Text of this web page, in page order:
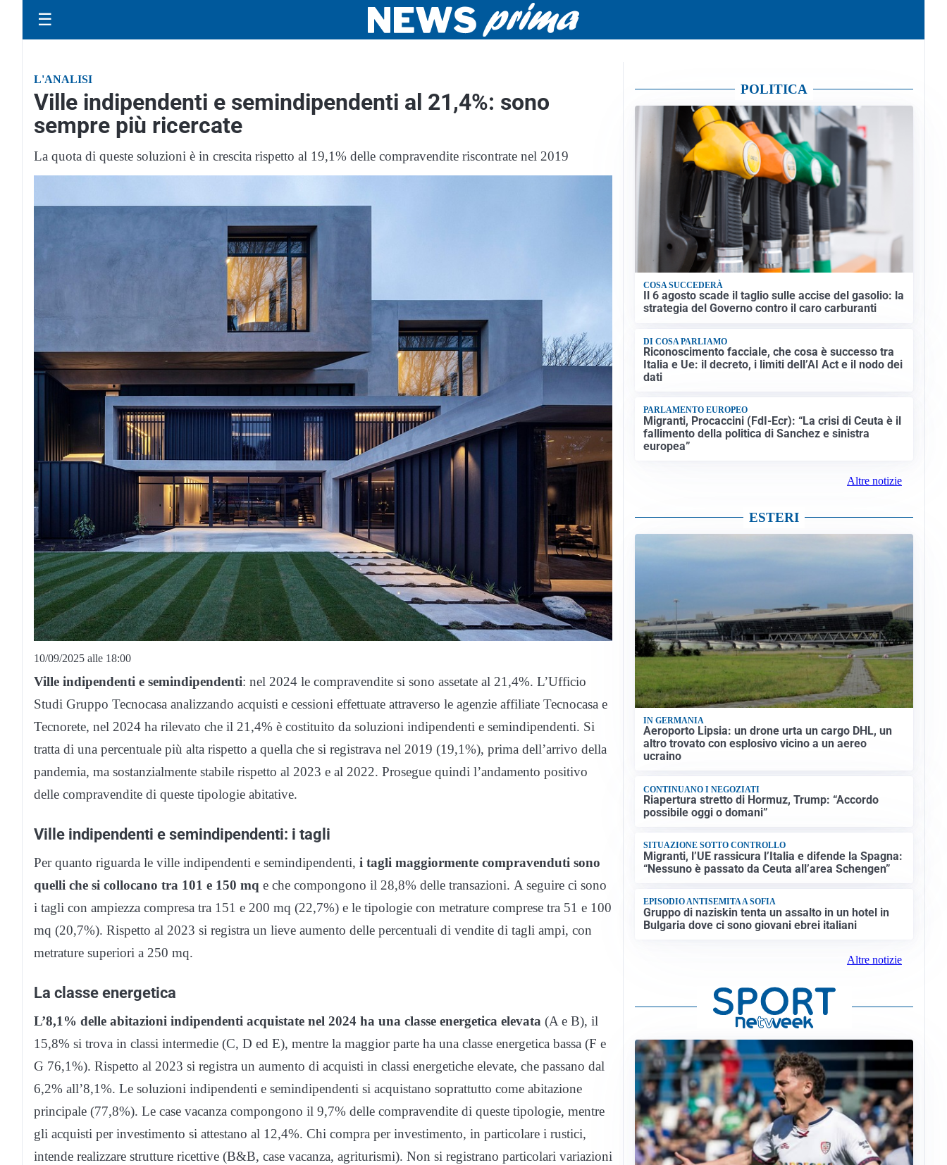
☰
L'ANALISI
Ville indipendenti e semindipendenti al 21,4%: sono
sempre più ricercate
La quota di queste soluzioni è in crescita rispetto al 19,1% delle compravendite riscontrate nel 2019
10/09/2025 alle 18:00
Ville indipendenti e semindipendenti: nel 2024 le compravendite si sono assetate al 21,4%. L’Ufficio
Studi Gruppo Tecnocasa analizzando acquisti e cessioni effettuate attraverso le agenzie affiliate Tecnocasa e
Tecnorete, nel 2024 ha rilevato che il 21,4% è costituito da soluzioni indipendenti e semindipendenti. Si
tratta di una percentuale più alta rispetto a quella che si registrava nel 2019 (19,1%), prima dell’arrivo della
pandemia, ma sostanzialmente stabile rispetto al 2023 e al 2022. Prosegue quindi l’andamento positivo
delle compravendite di queste tipologie abitative.
Ville indipendenti e semindipendenti: i tagli
Per quanto riguarda le ville indipendenti e semindipendenti, i tagli maggiormente compravenduti sono
quelli che si collocano tra 101 e 150 mq e che compongono il 28,8% delle transazioni. A seguire ci sono
i tagli con ampiezza compresa tra 151 e 200 mq (22,7%) e le tipologie con metrature comprese tra 51 e 100
mq (20,7%). Rispetto al 2023 si registra un lieve aumento delle percentuali di vendite di tagli ampi, con
metrature superiori a 250 mq.
La classe energetica
L’8,1% delle abitazioni indipendenti acquistate nel 2024 ha una classe energetica elevata (A e B), il
15,8% si trova in classi intermedie (C, D ed E), mentre la maggior parte ha una classe energetica bassa (F e
G 76,1%). Rispetto al 2023 si registra un aumento di acquisti in classi energetiche elevate, che passano dal
6,2% all’8,1%. Le soluzioni indipendenti e semindipendenti si acquistano soprattutto come abitazione
principale (77,8%). Le case vacanza compongono il 9,7% delle compravendite di queste tipologie, mentre
gli acquisti per investimento si attestano al 12,4%. Chi compra per investimento, in particolare i rustici,
intende realizzare strutture ricettive (B&B, case vacanza, agriturismi). Non si registrano particolari variazioni
POLITICA
COSA SUCCEDERÀ
Il 6 agosto scade il taglio sulle accise del gasolio: la
strategia del Governo contro il caro carburanti
DI COSA PARLIAMO
Riconoscimento facciale, che cosa è successo tra
Italia e Ue: il decreto, i limiti dell’AI Act e il nodo dei
dati
PARLAMENTO EUROPEO
Migranti, Procaccini (FdI-Ecr): “La crisi di Ceuta è il
fallimento della politica di Sanchez e sinistra
europea”
Altre notizie
ESTERI
IN GERMANIA
Aeroporto Lipsia: un drone urta un cargo DHL, un
altro trovato con esplosivo vicino a un aereo
ucraino
CONTINUANO I NEGOZIATI
Riapertura stretto di Hormuz, Trump: “Accordo
possibile oggi o domani”
SITUAZIONE SOTTO CONTROLLO
Migranti, l’UE rassicura l’Italia e difende la Spagna:
“Nessuno è passato da Ceuta all’area Schengen”
EPISODIO ANTISEMITA A SOFIA
Gruppo di naziskin tenta un assalto in un hotel in
Bulgaria dove ci sono giovani ebrei italiani
Altre notizie